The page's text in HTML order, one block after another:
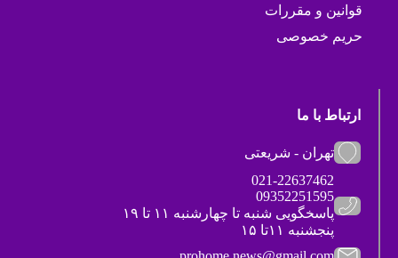
قوانین و مقررات
حریم خصوصی
ارتباط با ما
تهران - شریعتی
021-22637462
09352251595
پاسخگویی شنبه تا چهارشنبه ۱۱ تا ۱۹
پنجشنبه ۱۱تا ۱۵